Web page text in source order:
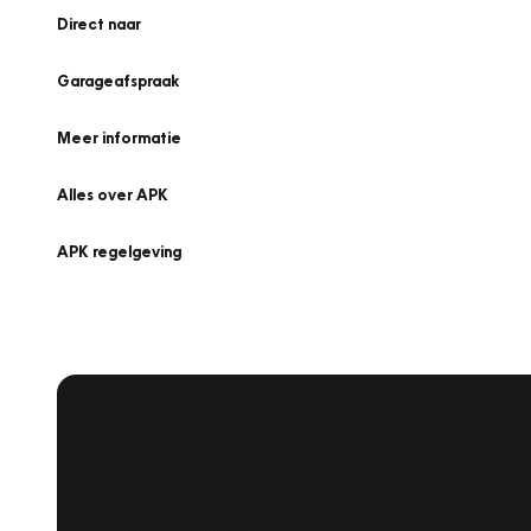
Direct naar
Garageafspraak
Meer informatie
Alles over APK
APK regelgeving